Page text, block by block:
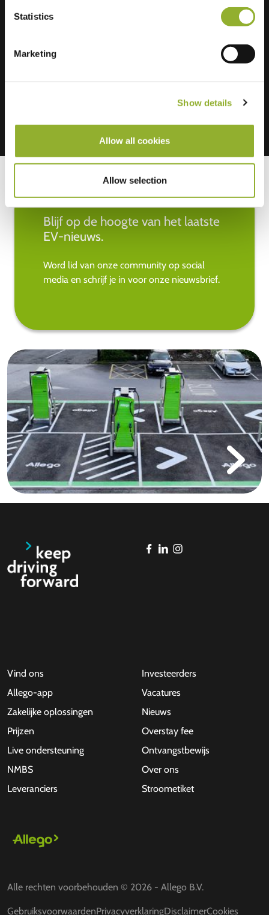
Statistics
Marketing
Show details
Allow all cookies
Allow selection
Extra informatie
Blijf op de hoogte van het laatste
EV-nieuws.
Word lid van onze community op social
media en schrijf je in voor onze nieuwsbrief.
Vind ons
Allego-app
Zakelijke oplossingen
Prijzen
Live ondersteuning
NMBS
Leveranciers
Investeerders
Vacatures
Nieuws
Overstay fee
Ontvangstbewijs
Over ons
Stroometiket
Alle rechten voorbehouden © 2026 - Allego B.V.
GebruiksvoorwaardenPrivacyverklaringDisclaimerCookies